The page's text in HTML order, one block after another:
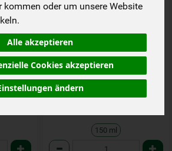
kommen oder um unsere Website
Alle akzeptieren
Cookies akzeptieren
ändern
Dr. Hauschka Shampoo
19,00 €
150 ml
Anzahl